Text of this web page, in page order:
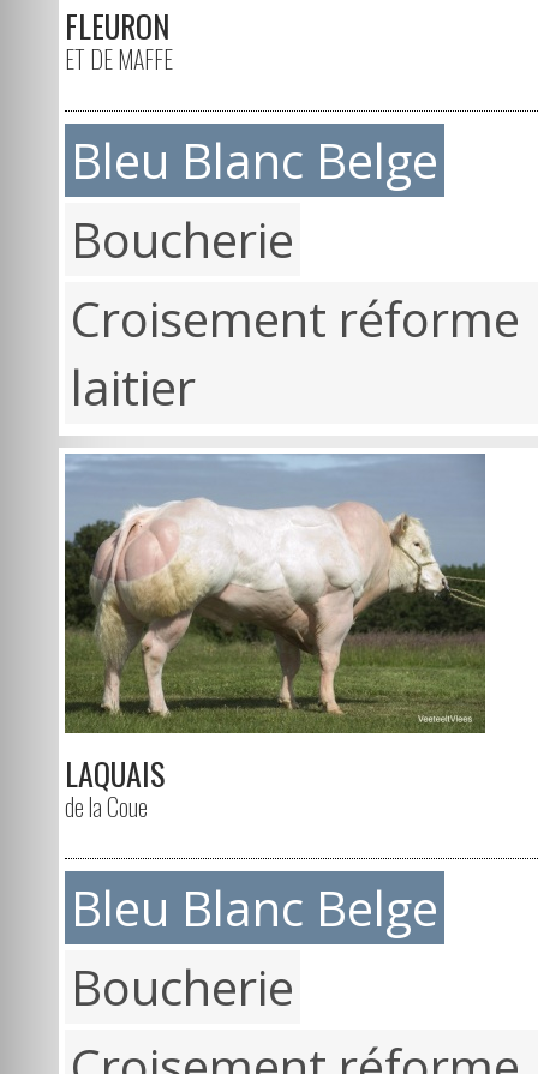
FLEURON
ET DE MAFFE
Bleu Blanc Belge
Boucherie
Croisement réforme
laitier
LAQUAIS
de la Coue
Bleu Blanc Belge
Boucherie